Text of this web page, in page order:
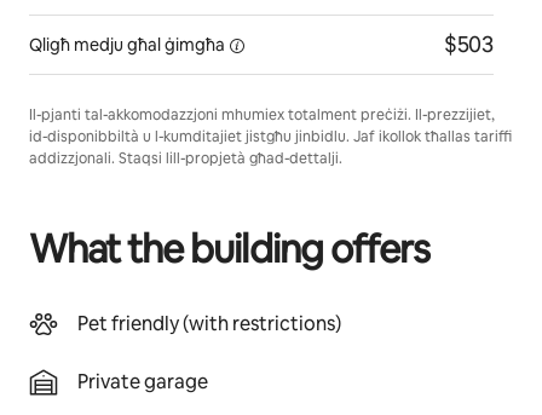
Qligħ medju għalġimgħa $503
Il-pjanti tal-akkomodazzjoni mhumiex totalment preċiżi. Il-prezzijiet,
id-disponibbiltà u l-kumditajiet jistgħu jinbidlu. Jaf ikollok tħallas tariffi
addizzjonali. Staqsi lill-propjetà għad-dettalji.
What the building offers
Pet friendly (with restrictions)
Private garage